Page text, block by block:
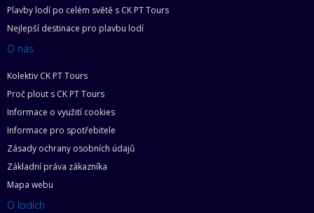
Plavby lodí po celém světě s CK PT Tours
Nejlepší destinace pro plavbu lodí
O nás
Kolektiv CK PT Tours
Proč plout s CK PT Tours
Informace o využití cookies
Informace pro spotřebitele
Zásady ochrany osobních údajů
Základní práva zákazníka
Mapa webu
O lodích